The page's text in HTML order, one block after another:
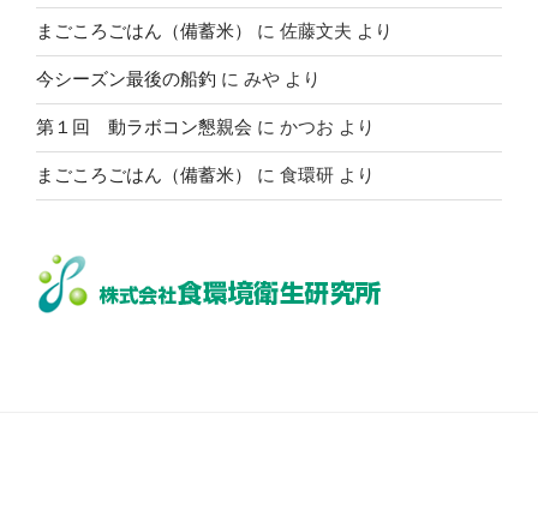
まごころごはん（備蓄米） に 佐藤文夫 より
今シーズン最後の船釣 に みや より
第１回 動ラボコン懇親会 に かつお より
まごころごはん（備蓄米） に 食環研 より